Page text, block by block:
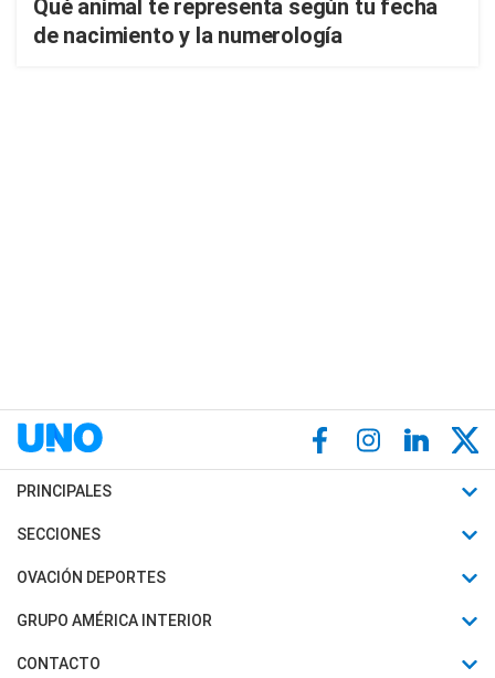
Qué animal te representa según tu fecha
de nacimiento y la numerología
PRINCIPALES
Últimas Noticias
Política
SECCIONES
Horóscopo
Motores
OVACIÓN DEPORTES
Fútbol
Mundial
GRUPO AMÉRICA INTERIOR
Canal 7 en Vivo
CONTACTO